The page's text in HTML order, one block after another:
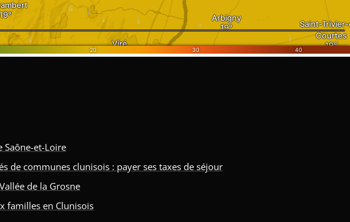
Saône-et-Loire
de communes clunisois : payer ses taxes de séjour
de la Grosne
familles en Clunisois